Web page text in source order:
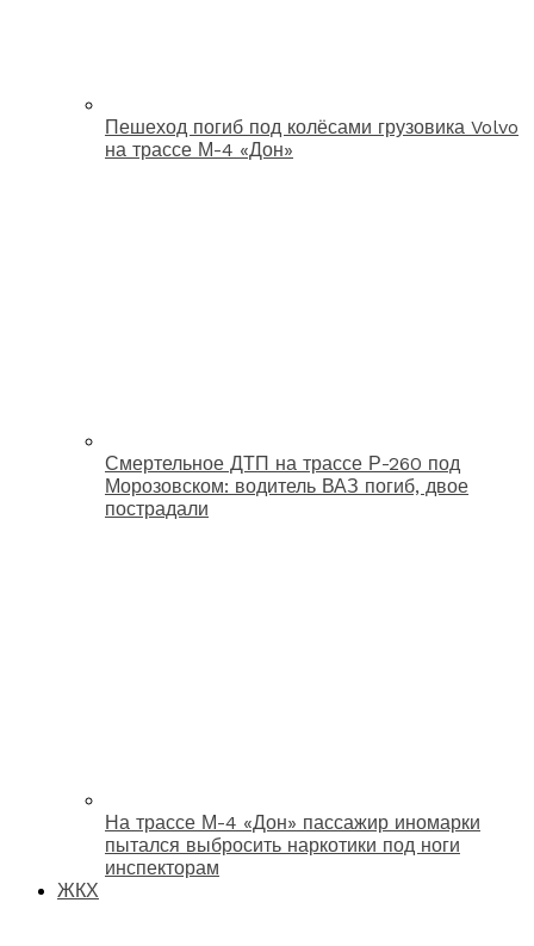
Пешеход погиб под колёсами грузовика Volvo
на трассе М-4 «Дон»
Смертельное ДТП на трассе Р-260 под
Морозовском: водитель ВАЗ погиб, двое
пострадали
На трассе М-4 «Дон» пассажир иномарки
пытался выбросить наркотики под ноги
инспекторам
ЖКХ